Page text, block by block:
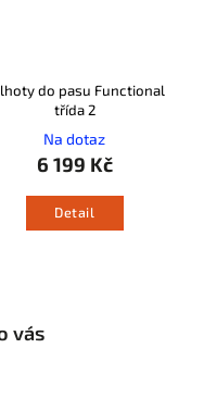
do pasu Functional
třída 2
Na dotaz
6 199 Kč
Detail
vás